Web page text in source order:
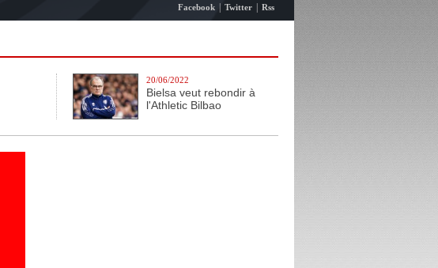
Photo
Facebook Twitter Rss
20/06/2022
Bielsa veut rebondir à
l'Athletic Bilbao